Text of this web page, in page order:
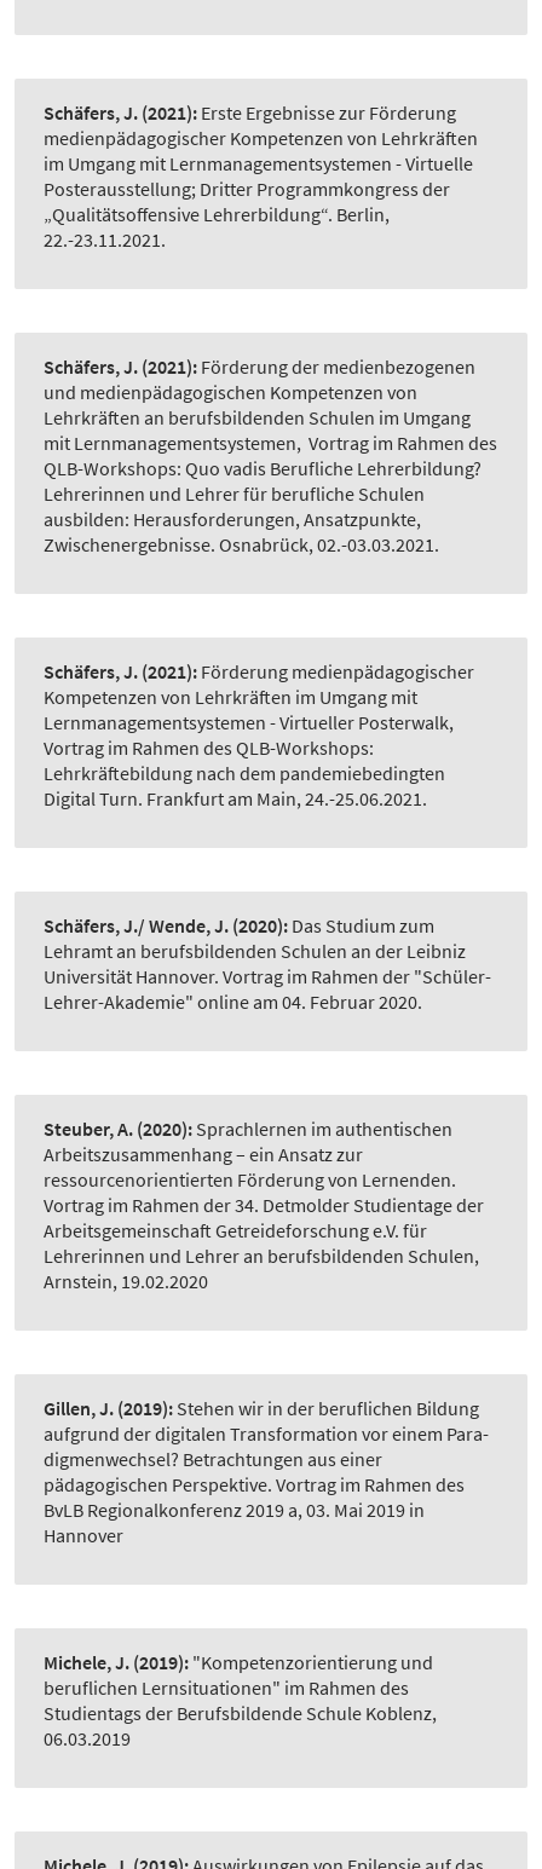
Schäfers, J. (2021): Erste Ergebnisse zur Förderung
medienpädagogischer Kompetenzen von Lehrkräften
im Umgang mit Lernmanagementsystemen - Virtuelle
Posterausstellung; Dritter Programmkongress der
„Qualitätsoffensive Lehrerbildung“. Berlin,
22.-23.11.2021.
Schäfers, J. (2021): Förderung der medienbezogenen
und medienpädagogischen Kompetenzen von
Lehrkräften an berufsbildenden Schulen im Umgang
mit Lernmanagementsystemen, Vortrag im Rahmen des
QLB-Workshops: Quo vadis Berufliche Lehrerbildung?
Lehrerinnen und Lehrer für berufliche Schulen
ausbilden: Herausforderungen, Ansatzpunkte,
Zwischenergebnisse. Osnabrück, 02.-03.03.2021.
Schäfers, J. (2021): Förderung medienpädagogischer
Kompetenzen von Lehrkräften im Umgang mit
Lernmanagementsystemen - Virtueller Posterwalk,
Vortrag im Rahmen des QLB-Workshops:
Lehrkräftebildung nach dem pandemiebedingten
Digital Turn. Frankfurt am Main, 24.-25.06.2021.
Schäfers, J./ Wende, J. (2020): Das Studium zum
Lehramt an berufsbildenden Schulen an der Leibniz
Universität Hannover. Vortrag im Rahmen der "Schüler-
Lehrer-Akademie" online am 04. Februar 2020.
Steuber, A. (2020): Sprachlernen im authentischen
Arbeitszusammenhang – ein Ansatz zur
ressourcenorientierten Förderung von Lernenden.
Vortrag im Rahmen der 34. Detmolder Studientage der
Arbeitsgemeinschaft Getreideforschung e.V. für
Lehrerinnen und Lehrer an berufsbildenden Schulen,
Arnstein, 19.02.2020
Gillen, J. (2019): Stehen wir in der beruflichen Bildung
aufgrund der digitalen Transformation vor einem Para-
digmenwechsel? Betrachtungen aus einer
pädagogischen Perspektive. Vortrag im Rahmen des
BvLB Regionalkonferenz 2019 a, 03. Mai 2019 in
Hannover
Michele, J. (2019): "Kompetenzorientierung und
beruflichen Lernsituationen" im Rahmen des
Studientags der Berufsbildende Schule Koblenz,
06.03.2019